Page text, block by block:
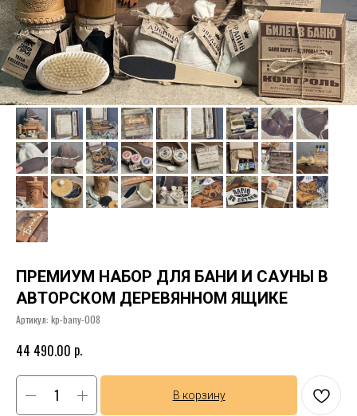
ПРЕМИУМ НАБОР ДЛЯ БАНИ И САУНЫ В
АВТОРСКОМ ДЕРЕВЯННОМ ЯЩИКЕ
Артикул: kp-bany-008
44 490.00 р.
В корзину